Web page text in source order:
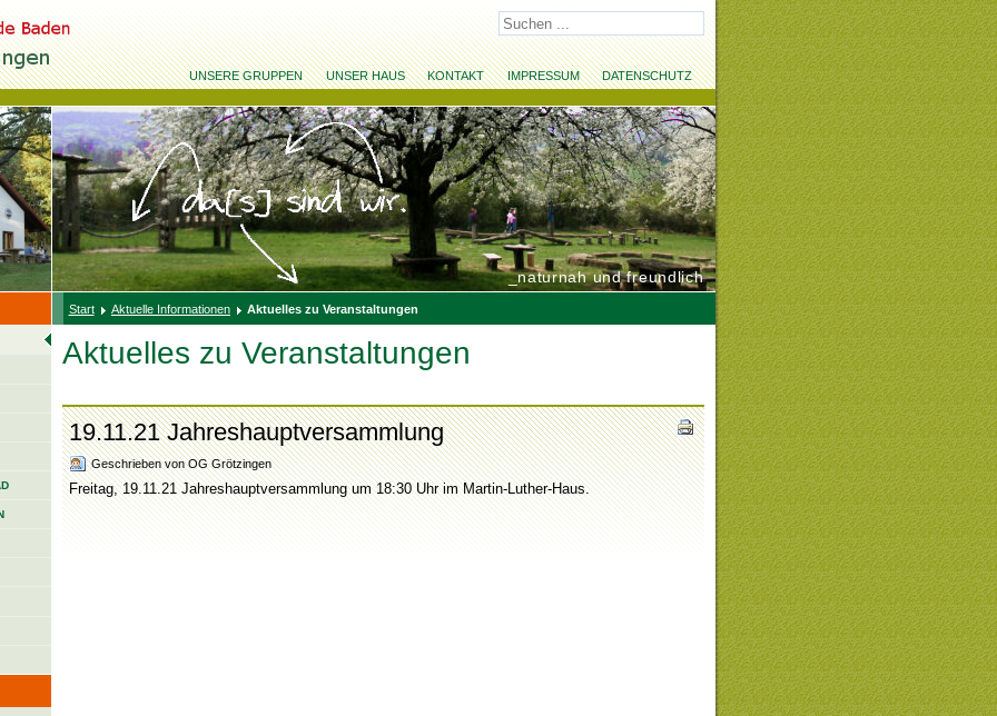
UNSERE GRUPPEN UNSER HAUS KONTAKT IMPRESSUM DATENSCHUTZ
_naturnah und freundlich
Start Aktuelle Informationen Aktuelles zu Veranstaltungen
Aktuelles zu Veranstaltungen
19.11.21 Jahreshauptversammlung
Geschrieben von OG Grötzingen
Freitag, 19.11.21 Jahreshauptversammlung um 18:30 Uhr im Martin-Luther-Haus.